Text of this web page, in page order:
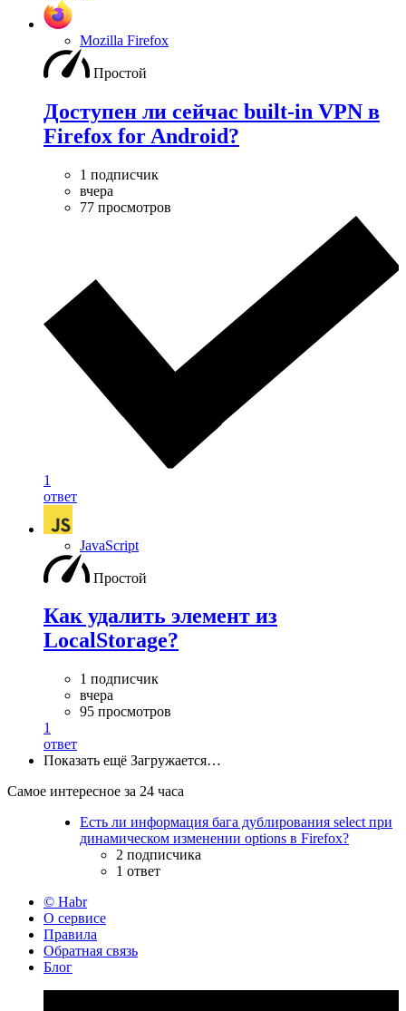
Mozilla Firefox
Простой
Доступен ли сейчас built-in VPN в
Firefox for Android?
1 подписчик
вчера
77 просмотров
1
ответ
JavaScript
Простой
Как удалить элемент из
LocalStorage?
1 подписчик
вчера
95 просмотров
1
ответ
Показать ещё Загружается…
Самое интересное за 24 часа
Есть ли информация бага дублирования select при
динамическом изменении options в Firefox?
2 подписчика
1 ответ
© Habr
О сервисе
Правила
Обратная связь
Блог